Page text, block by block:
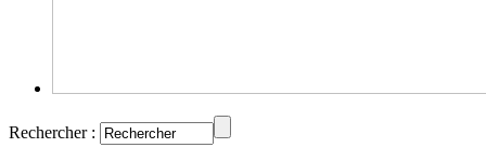
Rechercher :